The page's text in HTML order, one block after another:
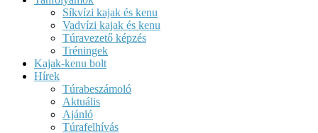
Síkvízi kajak és kenu
Vadvízi kajak és kenu
Túravezető képzés
Tréningek
Kajak-kenu bolt
Hírek
Túrabeszámoló
Aktuális
Ajánló
Túrafelhívás